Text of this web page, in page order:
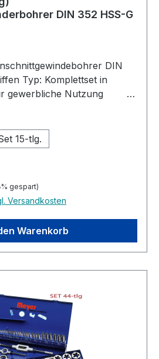
DIN 352 HSS-G
in
gewerbliche Nutzung
Windeisen, HSS-G Bohrern
für das Schneiden von
und nicht gerollte /
15-tlg.
gespart)
Versandkosten
Warenkorb